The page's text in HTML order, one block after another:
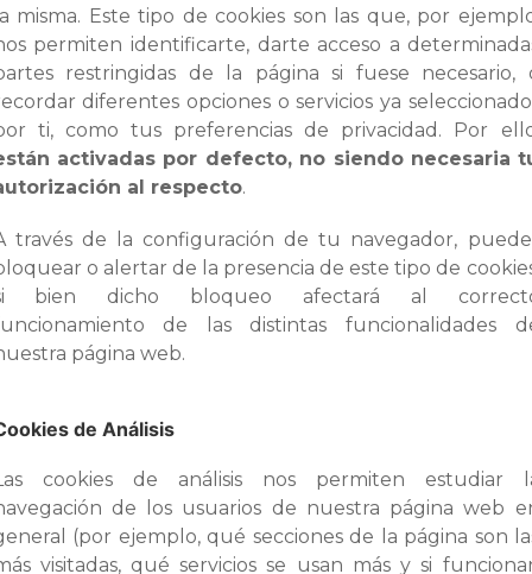
misma. Este tipo de cookies son las que, por
permiten identificarte, darte acceso a
restringidas de la página si fuese necesario,
diferentes opciones o servicios ya
ti, como tus preferencias de privacidad. Por
activadas por defecto, no siendo necesaria
al respecto.
través de la configuración de tu navegador,
o alertar de la presencia de este tipo de
bien dicho bloqueo afectará al
de las distintas funcionalidades
página web.
de Análisis
cookies de análisis nos permiten estudiar
de los usuarios de nuestra página web
(por ejemplo, qué secciones de la página son
visitadas, qué servicios se usan más y si